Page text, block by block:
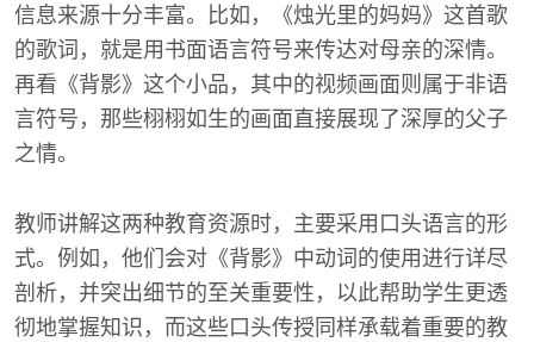
信息来源十分丰富。比如，《烛光里的妈妈》这首歌
的歌词，就是用书面语言符号来传达对母亲的深情。
再看《背影》这个小品，其中的视频画面则属于非语
言符号，那些栩栩如生的画面直接展现了深厚的父子
之情。
教师讲解这两种教育资源时，主要采用口头语言的形
式。例如，他们会对《背影》中动词的使用进行详尽
剖析，并突出细节的至关重要性，以此帮助学生更透
彻地掌握知识，而这些口头传授同样承载着重要的教